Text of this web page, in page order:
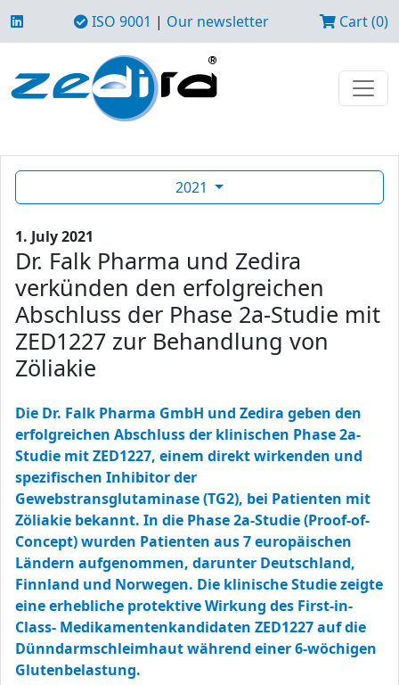
ISO 9001 | Our newsletter Cart (0)
2021
1. July 2021
Dr. Falk Pharma und Zedira
verkünden den erfolgreichen
Abschluss der Phase 2a-Studie mit
ZED1227 zur Behandlung von
Zöliakie
Die Dr. Falk Pharma GmbH und Zedira geben den
erfolgreichen Abschluss der klinischen Phase 2a-
Studie mit ZED1227, einem direkt wirkenden und
spezifischen Inhibitor der
Gewebstransglutaminase (TG2), bei Patienten mit
Zöliakie bekannt. In die Phase 2a-Studie (Proof-of-
Concept) wurden Patienten aus 7 europäischen
Ländern aufgenommen, darunter Deutschland,
Finnland und Norwegen. Die klinische Studie zeigte
eine erhebliche protektive Wirkung des First-in-
Class- Medikamentenkandidaten ZED1227 auf die
Dünndarmschleimhaut während einer 6-wöchigen
Glutenbelastung.